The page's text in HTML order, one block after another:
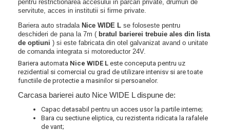
pentru restrictionarea accesului in parcari private, drumuri de
servitute, acces in institutii si firme private.
Bariera auto stradala Nice WIDE L se foloseste pentru
deschideri de pana la 7m ( bratul barierei trebuie ales din lista
de optiuni ) si este fabricata din otel galvanizat avand o unitate
de comanda integrata si motoreductor 24V.
Bariera automata Nice WIDE L este conceputa pentru uz
rezidential si comercial cu grad de utilizare intenisv si are toate
functiile de protectie a masinilor si persoanelor.
Carcasa barierei auto Nice WIDE L dispune de:
Capac detasabil pentru un acces usor la partile interne;
Bara cu sectiune eliptica, cu rezistenta ridicata la rafalele
de vant;